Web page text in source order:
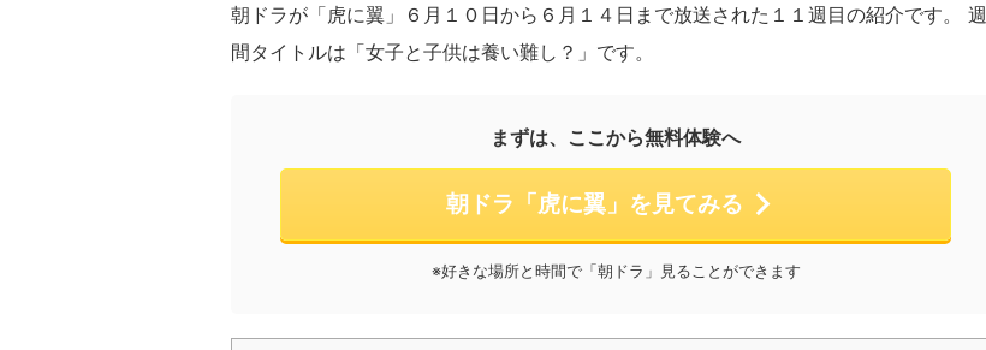
朝ドラが「虎に翼」６月１０日から６月１４日まで放送された１１週目の紹介です。 週
間タイトルは「女子と子供は養い難し？」です。
まずは、ここから無料体験へ
朝ドラ「虎に翼」を見てみる
※好きな場所と時間で「朝ドラ」見ることができます